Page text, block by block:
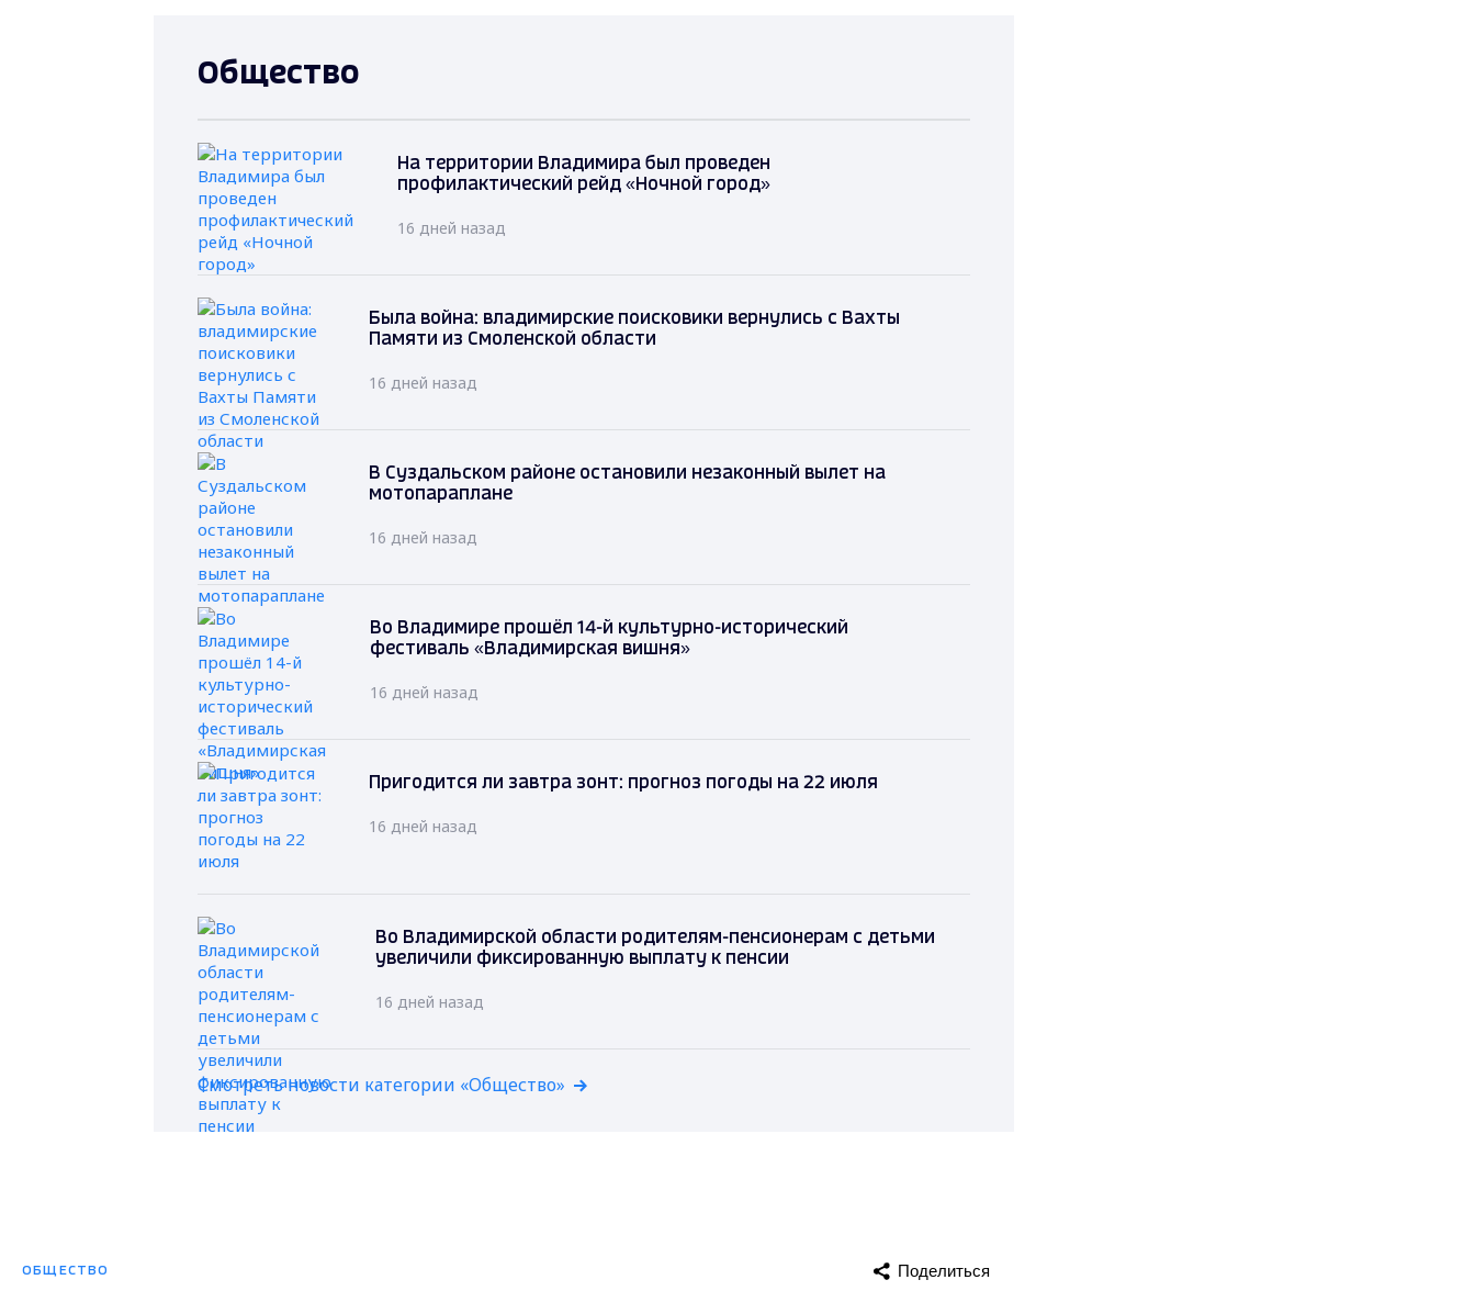
Общество
На территории Владимира был проведен
профилактический рейд «Ночной город»
16 дней назад
Была война: владимирские поисковики вернулись с Вахты
Памяти из Смоленской области
16 дней назад
В Суздальском районе остановили незаконный вылет на
мотопараплане
16 дней назад
Во Владимире прошёл 14-й культурно-исторический
фестиваль «Владимирская вишня»
16 дней назад
Пригодится ли завтра зонт: прогноз погоды на 22 июля
16 дней назад
Во Владимирской области родителям-пенсионерам с детьми
увеличили фиксированную выплату к пенсии
16 дней назад
Смотреть новости категории «Общество»
ОБЩЕСТВО Поделиться